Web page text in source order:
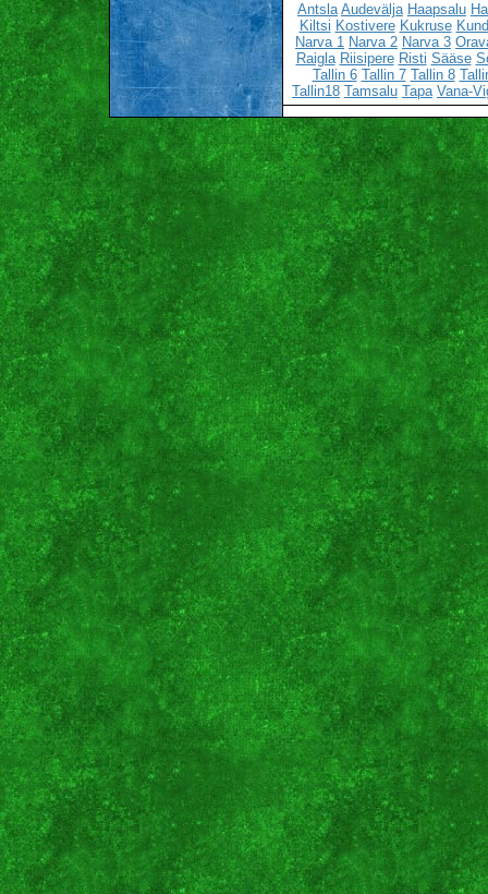
Antsla Audevälja Haapsalu
Kiltsi Kostivere Kukruse
Narva 1 Narva 2 Narva 3
Raigla Riisipere Risti Sääse
Tallin 6 Tallin 7 Tallin 8
Tallin18 Tamsalu Tapa Vana-